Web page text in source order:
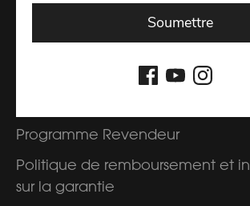
Programme Revendeur
Politique de remboursement et
sur la garantie
Soumettre